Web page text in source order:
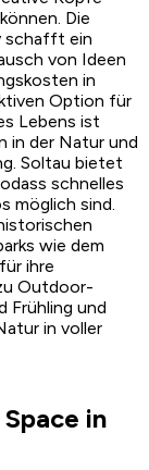
Die
schafft ein
von Ideen
in
Option für
Lebens ist
in der Natur und
Soltau bietet
schnelles
möglich sind.
wie dem
ihre
Outdoor-
Frühling und
in voller
in